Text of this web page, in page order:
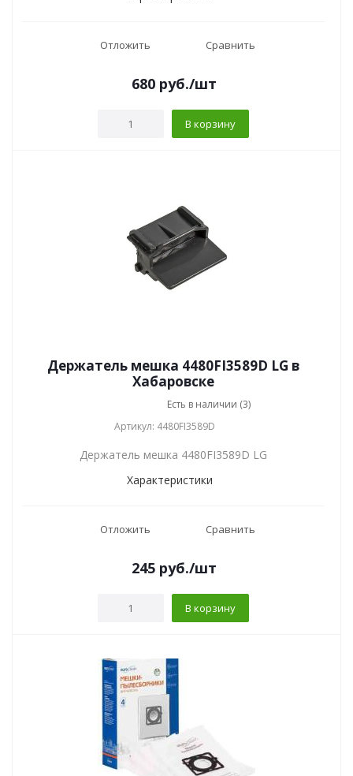
Отложить Сравнить
680руб./шт
В корзину
Держатель мешка 4480FI3589D LG в
Хабаровске
Есть в наличии (3)
Артикул: 4480FI3589D
Держатель мешка 4480FI3589D LG
Характеристики
Отложить Сравнить
245руб./шт
В корзину